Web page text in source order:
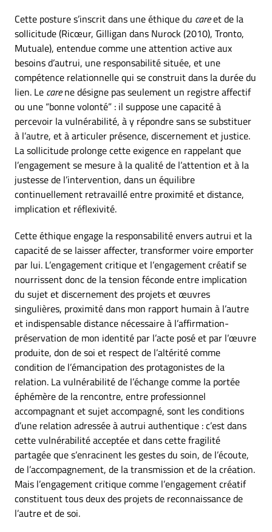
Cette posture s’inscrit dans une éthique du careet de la
sollicitude (Ricœur, Gilligan dans Nurock (2010), Tronto,
Mutuale), entendue comme une attention active aux
besoins d’autrui, une responsabilité située, et une
compétence relationnelle qui se construit dans la durée du
lien. Le carene désigne pas seulement un registre affectif
ou une “bonne volonté” : il suppose une capacité à
percevoir la vulnérabilité, à y répondre sans se substituer
à l’autre, et à articuler présence, discernement et justice.
La sollicitude prolonge cette exigence en rappelant que
l’engagement se mesure à la qualité de l’attention et à la
justesse de l’intervention, dans un équilibre
continuellement retravaillé entre proximité et distance,
implication et réflexivité.
Cette éthique engage la responsabilité envers autrui et la
capacité de se laisser affecter, transformer voire emporter
par lui. L’engagement critique et l’engagement créatif se
nourrissent donc de la tension féconde entre implication
du sujet et discernement des projets et œuvres
singulières, proximité dans mon rapport humain à l’autre
et indispensable distance nécessaire à l’affirmation-
préservation de mon identité par l’acte posé et par l’œuvre
produite, don de soi et respect de l’altérité comme
condition de l’émancipation des protagonistes de la
relation. La vulnérabilité de l’échange comme la portée
éphémère de la rencontre, entre professionnel
accompagnant et sujet accompagné, sont les conditions
d’une relation adressée à autrui authentique : c’est dans
cette vulnérabilité acceptée et dans cette fragilité
partagée que s’enracinent les gestes du soin, de l’écoute,
de l’accompagnement, de la transmission et de la création.
Mais l’engagement critique comme l’engagement créatif
constituent tous deux des projets de reconnaissance de
l’autre et de soi.